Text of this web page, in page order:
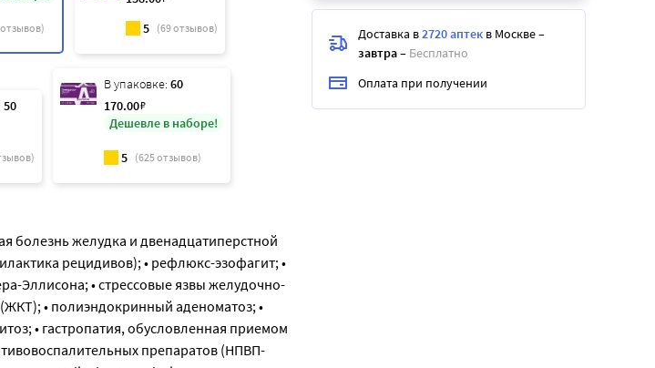
5 (69отзывов)
50
В упаковке: 60
170.00₽
Дешевле в наборе!
5 (625отзывов)
болезнь желудка и двенадцатиперстной
рецидивов); • рефлюкс-эзофагит; •
Эллисона; • стрессовые язвы желудочно-
• полиэндокринный аденоматоз; •
• гастропатия, обусловленная приемом
препаратов (НПВП-
Доставка в2720 аптек в Москве–
завтра– Бесплатно
Оплата при получении